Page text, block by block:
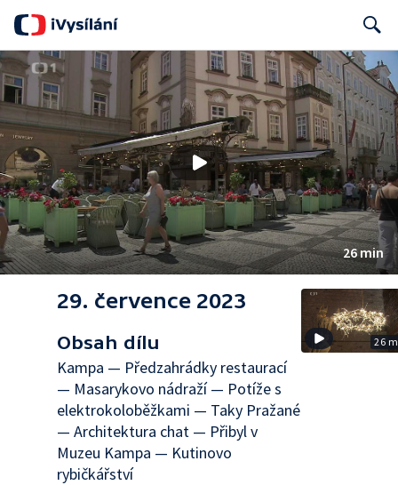
Search
26 min
29. července 2023
Obsah dílu
Kampa — Předzahrádky restaurací
— Masarykovo nádraží — Potíže s
elektrokoloběžkami — Taky Pražané
— Architektura chat — Přibyl v
Muzeu Kampa — Kutinovo
rybičkářství
26